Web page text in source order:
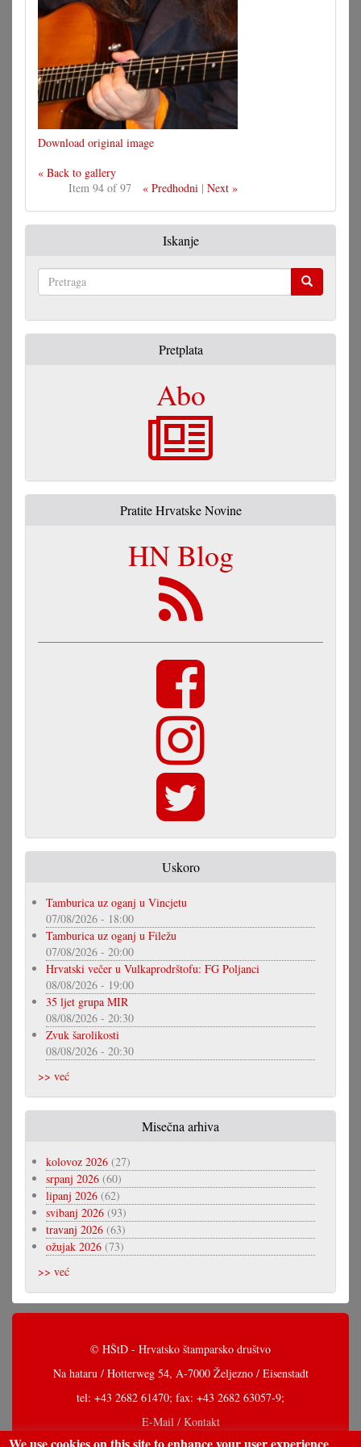
Download original image
« Back to gallery
Item 94 of 97
« Predhodni | Next »
Iskanje
Pretplata
Abo
Pratite Hrvatske Novine
HN Blog
Uskoro
Tamburica uz oganj u Vincjetu
07/08/2026 - 18:00
Tamburica uz oganj u Filežu
07/08/2026 - 20:00
Hrvatski večer u Vulkaprodrštofu: FG Poljanci
08/08/2026 - 19:00
35 ljet grupa MIR
08/08/2026 - 20:30
Zvuk šarolikosti
08/08/2026 - 20:30
>> već
Misečna arhiva
kolovoz 2026 (27)
srpanj 2026 (60)
lipanj 2026 (62)
svibanj 2026 (93)
travanj 2026 (63)
ožujak 2026 (73)
>> već
© HŠtD - Hrvatsko štamparsko društvo
Na hataru / Hotterweg 54, A-7000 Željezno / Eisenstadt
tel: +43 2682 61470; fax: +43 2682 63057-9;
E-Mail / Kontakt